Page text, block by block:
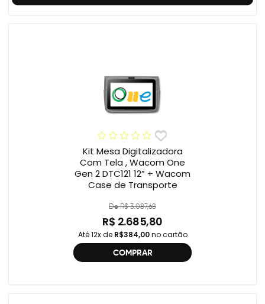
Kit Mesa Digitalizadora
Com Tela , Wacom One
Gen 2 DTC121 12” + Wacom
Case de Transporte
De R$ 3.087,68
R$ 2.685,80
Até 12x de R$384,00no cartão
COMPRAR